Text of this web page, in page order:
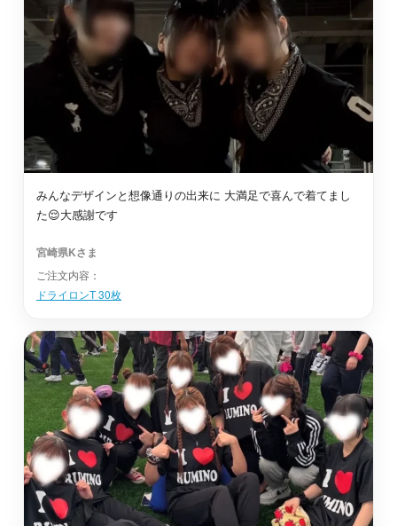
延岡市 最短2日後お届け
児湯郡新富町 最短2日後お届け
児湯郡木城町 最短2日後お届け
東臼杵郡諸塚村
東諸県郡綾町
東臼杵郡美郷町 最短2日後お届け
みんなデザインと想像通りの出来に 大満足で喜んで着てまし
た😌大感謝です
宮崎県Kさま
ご注文内容：
ドライロンT 30枚